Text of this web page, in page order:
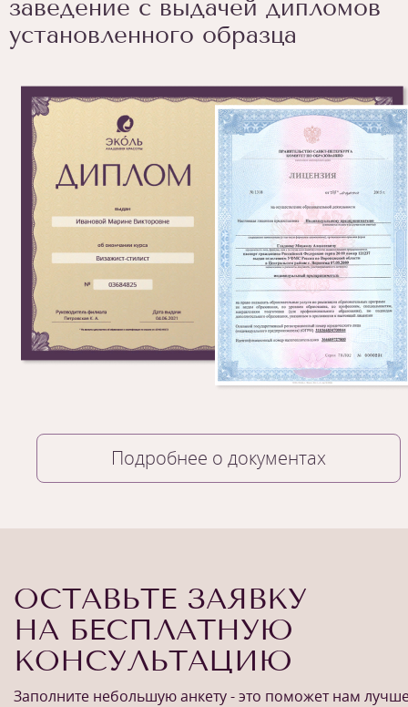
заведение с выдачей дипломов
установленного образца
Подробнее о документах
ОСТАВЬТЕ ЗАЯВКУ
НА БЕСПЛАТНУЮ
КОНСУЛЬТАЦИЮ
Заполните небольшую анкету - это поможет нам